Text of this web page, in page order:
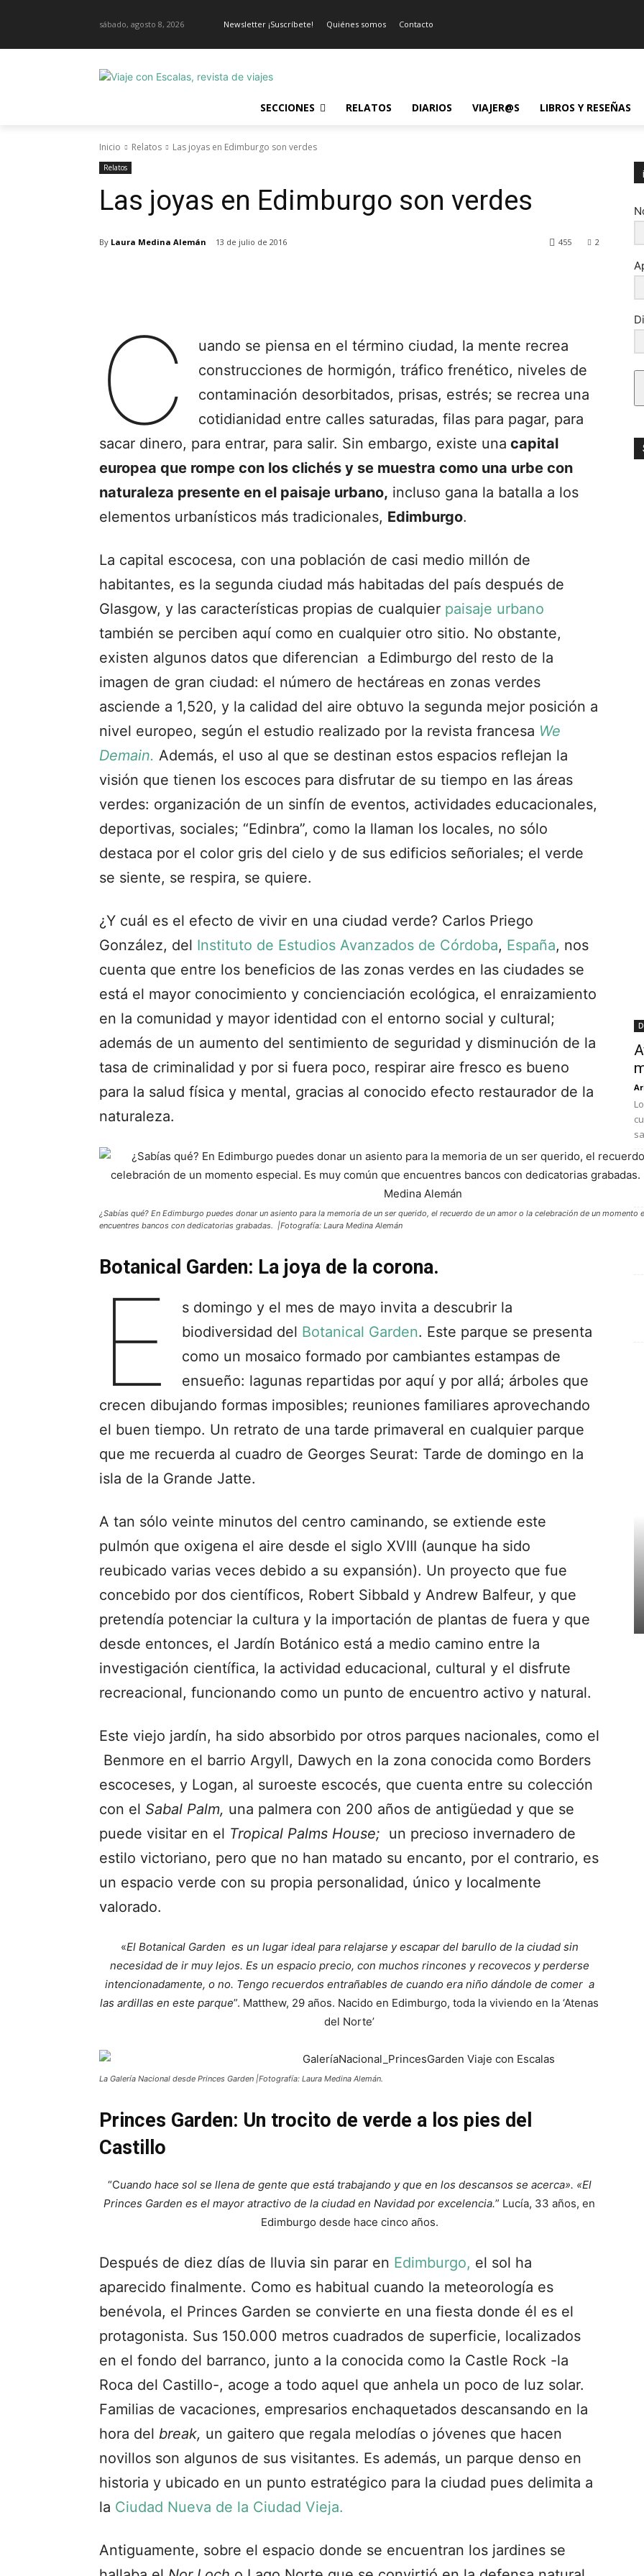
sábado, agosto 8, 2026 Newsletter ¡Suscríbete! Quiénes somos Contacto
SECCIONES RELATOS DIARIOS VIAJER@S LIBROS Y RESEÑAS
Inicio Relatos Las joyas en Edimburgo son verdes
Relatos
Las joyas en Edimburgo son verdes
By Laura Medina Alemán 13 de julio de 2016 2
455
C
uando se piensa en el término ciudad, la mente recrea
construcciones de hormigón, tráfico frenético, niveles de
contaminación desorbitados, prisas, estrés; se recrea una
cotidianidad entre calles saturadas, filas para pagar, para
sacar dinero, para entrar, para salir. Sin embargo, existe una capital
europea que rompe con los clichés y se muestra como una urbe con
naturaleza presente en el paisaje urbano, incluso gana la batalla a los
elementos urbanísticos más tradicionales, Edimburgo.
La capital escocesa, con una población de casi medio millón de
habitantes, es la segunda ciudad más habitadas del país después de
Glasgow, y las características propias de cualquier paisaje urbano
también se perciben aquí como en cualquier otro sitio. No obstante,
existen algunos datos que diferencian a Edimburgo del resto de la
imagen de gran ciudad: el número de hectáreas en zonas verdes
asciende a 1,520, y la calidad del aire obtuvo la segunda mejor posición a
nivel europeo, según el estudio realizado por la revista francesa We
Demain. Además, el uso al que se destinan estos espacios reflejan la
visión que tienen los escoces para disfrutar de su tiempo en las áreas
verdes: organización de un sinfín de eventos, actividades educacionales,
deportivas, sociales; “Edinbra”, como la llaman los locales, no sólo
destaca por el color gris del cielo y de sus edificios señoriales; el verde
se siente, se respira, se quiere.
¿Y cuál es el efecto de vivir en una ciudad verde? Carlos Priego
González, del Instituto de Estudios Avanzados de Córdoba, España, nos
cuenta que entre los beneficios de las zonas verdes en las ciudades se
está el mayor conocimiento y concienciación ecológica, el enraizamiento
en la comunidad y mayor identidad con el entorno social y cultural;
además de un aumento del sentimiento de seguridad y disminución de la
tasa de criminalidad y por si fuera poco, respirar aire fresco es bueno
para la salud física y mental, gracias al conocido efecto restaurador de la
naturaleza.
¿Sabías qué? En Edimburgo puedes donar un asiento para la memoria de un ser querido, el recuerdo de un amor o la celebración de un momento
encuentres bancos con dedicatorias grabadas. |Fotografía: Laura Medina Alemán
Botanical Garden: La joya de la corona.
E
s domingo y el mes de mayo invita a descubrir la
biodiversidad del Botanical Garden. Este parque se presenta
como un mosaico formado por cambiantes estampas de
ensueño: lagunas repartidas por aquí y por allá; árboles que
crecen dibujando formas imposibles; reuniones familiares aprovechando
el buen tiempo. Un retrato de una tarde primaveral en cualquier parque
que me recuerda al cuadro de Georges Seurat: Tarde de domingo en la
isla de la Grande Jatte.
A tan sólo veinte minutos del centro caminando, se extiende este
pulmón que oxigena el aire desde el siglo XVIII (aunque ha sido
reubicado varias veces debido a su expansión). Un proyecto que fue
concebido por dos científicos, Robert Sibbald y Andrew Balfeur, y que
pretendía potenciar la cultura y la importación de plantas de fuera y que
desde entonces, el Jardín Botánico está a medio camino entre la
investigación científica, la actividad educacional, cultural y el disfrute
recreacional, funcionando como un punto de encuentro activo y natural.
Este viejo jardín, ha sido absorbido por otros parques nacionales, como el
Benmore en el barrio Argyll, Dawych en la zona conocida como Borders
escoceses, y Logan, al suroeste escocés, que cuenta entre su colección
con el Sabal Palm, una palmera con 200 años de antigüedad y que se
puede visitar en el Tropical Palms House; un precioso invernadero de
estilo victoriano, pero que no han matado su encanto, por el contrario, es
un espacio verde con su propia personalidad, único y localmente
valorado.
«El Botanical Garden es un lugar ideal para relajarse y escapar del barullo de la ciudad sin
necesidad de ir muy lejos. Es un espacio precio, con muchos rincones y recovecos y perderse
intencionadamente, o no. Tengo recuerdos entrañables de cuando era niño dándole de comer a
las ardillas en este parque”. Matthew, 29 años. Nacido en Edimburgo, toda la viviendo en la ‘Atenas
del Norte’
La Galería Nacional desde Princes Garden |Fotografía: Laura Medina Alemán.
Princes Garden: Un trocito de verde a los pies del
Castillo
“Cuando hace sol se llena de gente que está trabajando y que en los descansos se acerca». «El
Princes Garden es el mayor atractivo de la ciudad en Navidad por excelencia.” Lucía, 33 años, en
Edimburgo desde hace cinco años.
Después de diez días de lluvia sin parar en Edimburgo, el sol ha
aparecido finalmente. Como es habitual cuando la meteorología es
benévola, el Princes Garden se convierte en una fiesta donde él es el
protagonista. Sus 150.000 metros cuadrados de superficie, localizados
en el fondo del barranco, junto a la conocida como la Castle Rock -la
Roca del Castillo-, acoge a todo aquel que anhela un poco de luz solar.
Familias de vacaciones, empresarios enchaquetados descansando en la
hora del break, un gaitero que regala melodías o jóvenes que hacen
novillos son algunos de sus visitantes. Es además, un parque denso en
historia y ubicado en un punto estratégico para la ciudad pues delimita a
la Ciudad Nueva de la Ciudad Vieja.
Antiguamente, sobre el espacio donde se encuentran los jardines se